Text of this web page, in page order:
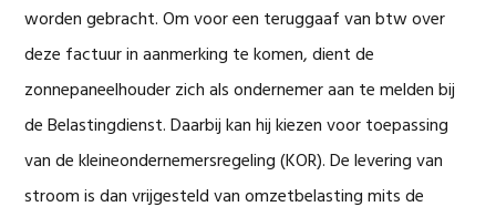
worden gebracht. Om voor een teruggaaf van btw over
deze factuur in aanmerking te komen, dient de
zonnepaneelhouder zich als ondernemer aan te melden bij
de Belastingdienst. Daarbij kan hij kiezen voor toepassing
van de kleineondernemersregeling (KOR). De levering van
stroom is dan vrijgesteld van omzetbelasting mits de